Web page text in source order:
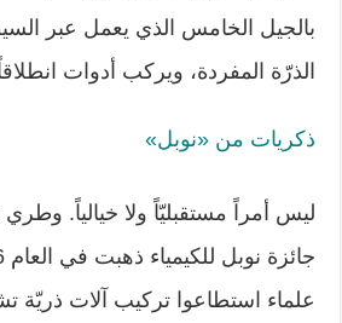
بالجيل الخامس الذي يعمل عبر
الذرّة المفردة، ويركب أدوات
ذكريات من «نوبل»
ليس أمراً مستقبليّاً ولا خيالياً.
علماء استطاعوا تركيب آلات ذريّة